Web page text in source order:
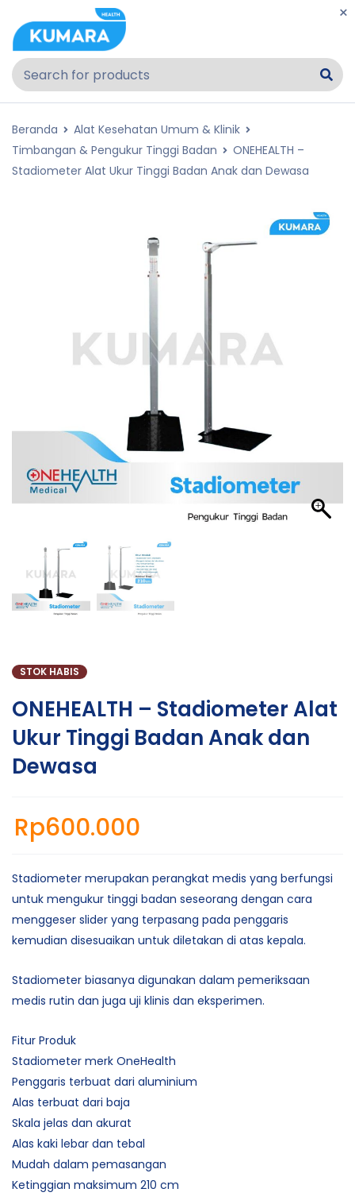
Beranda
Alat Kesehatan Umum & Klinik
Timbangan & Pengukur Tinggi Badan
ONEHEALTH –
Stadiometer Alat Ukur Tinggi Badan Anak dan Dewasa
STOK HABIS
ONEHEALTH – Stadiometer Alat
Ukur Tinggi Badan Anak dan
Dewasa
Rp600.000
Stadiometer merupakan perangkat medis yang berfungsi
untuk mengukur tinggi badan seseorang dengan cara
menggeser slider yang terpasang pada penggaris
kemudian disesuaikan untuk diletakan di atas kepala.
Stadiometer biasanya digunakan dalam pemeriksaan
medis rutin dan juga uji klinis dan eksperimen.
Fitur Produk
Stadiometer merk OneHealth
Penggaris terbuat dari aluminium
Alas terbuat dari baja
Skala jelas dan akurat
Alas kaki lebar dan tebal
Mudah dalam pemasangan
Ketinggian maksimum 210 cm